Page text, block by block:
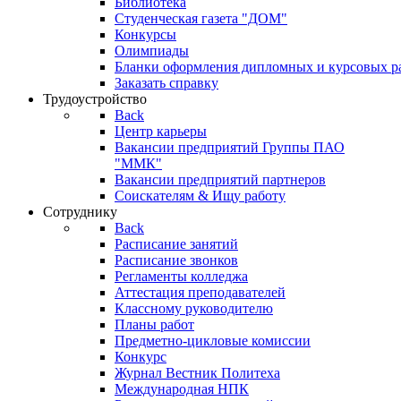
Студенческая газета "ДОМ"
Конкурсы
Олимпиады
Бланки оформления дипломных и курсовых
Заказать справку
Трудоустройство
Back
Центр карьеры
Вакансии предприятий Группы ПАО
"ММК"
Вакансии предприятий партнеров
Соискателям & Ищу работу
Сотруднику
Back
Расписание занятий
Расписание звонков
Регламенты колледжа
Аттестация преподавателей
Классному руководителю
Планы работ
Предметно-цикловые комиссии
Конкурс
Журнал Вестник Политеха
Международная НПК